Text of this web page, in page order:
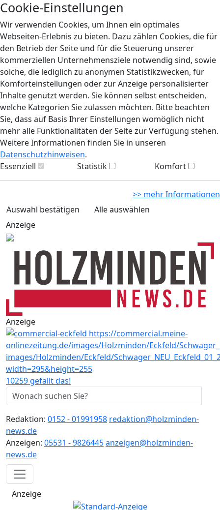
Cookie-Einstellungen
Wir verwenden Cookies, um Ihnen ein optimales
Webseiten-Erlebnis zu bieten. Dazu zählen Cookies, die für
den Betrieb der Seite und für die Steuerung unserer
kommerziellen Unternehmensziele notwendig sind, sowie
solche, die lediglich zu anonymen Statistikzwecken, für
Komforteinstellungen oder zur Anzeige personalisierter
Inhalte genutzt werden. Sie können selbst entscheiden,
welche Kategorien Sie zulassen möchten. Bitte beachten
Sie, dass auf Basis Ihrer Einstellungen womöglich nicht
mehr alle Funktionalitäten der Seite zur Verfügung stehen.
Weitere Informationen finden Sie in unseren
Datenschutzhinweisen.
Essenziell
Statistik Komfort
>> mehr Informationen
Auswahl bestätigen
Alle auswählen
Anzeige
Anzeige
10259 gefällt das!
Redaktion: 0152 - 01991958 redaktion@holzminden-
news.de
Anzeigen: 05531 - 9826445anzeigen@holzminden-
news.de
Anzeige